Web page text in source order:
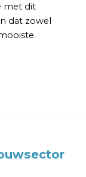
met dit
dat zowel